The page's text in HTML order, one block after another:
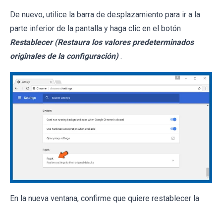
De nuevo, utilice la barra de desplazamiento para ir a la
parte inferior de la pantalla y haga clic en el botón
Restablecer (Restaura los valores predeterminados
originales de la configuración) .
En la nueva ventana, confirme que quiere restablecer la